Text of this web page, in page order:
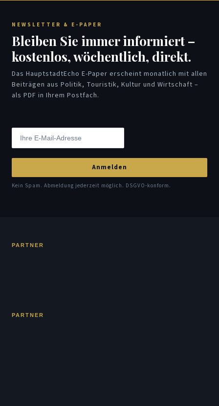
NEWSLETTER & E-PAPER
Bleiben Sie immer informiert –
kostenlos, wöchentlich, direkt.
Das HauptstadtEcho E-Paper erscheint monatlich mit allen
Beiträgen aus Politik, Touristik, Kultur und Wirtschaft –
als PDF in Ihrem Postfach.
Anmelden
Kein Spam. Abmeldung jederzeit möglich. DSGVO-konform.
PARTNER
PARTNER